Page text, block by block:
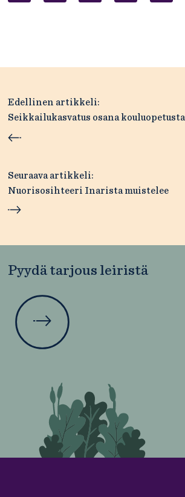
Artikkelien
selaus
Edellinen artikkeli:
Seikkailukasvatus osana kouluopetusta
Seuraava artikkeli:
Nuorisosihteeri Inarista muistelee
Pyydä tarjous leiristä